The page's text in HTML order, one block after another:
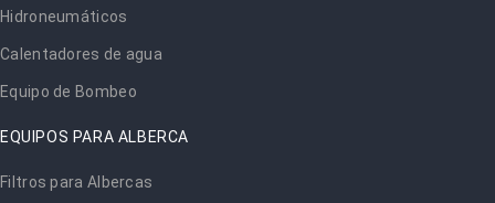
Hidroneumáticos
Calentadores de agua
Equipo de Bombeo
EQUIPOS PARA ALBERCA
Filtros para Albercas